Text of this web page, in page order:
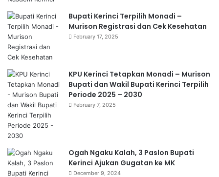
Bupati Kerinci Terpilih Monadi –
Murison Registrasi dan Cek Kesehatan
February 17, 2025
KPU Kerinci Tetapkan Monadi – Murison
Bupati dan Wakil Bupati Kerinci Terpilih
Periode 2025 – 2030
February 7, 2025
Ogah Ngaku Kalah, 3 Paslon Bupati
Kerinci Ajukan Gugatan ke MK
December 9, 2024